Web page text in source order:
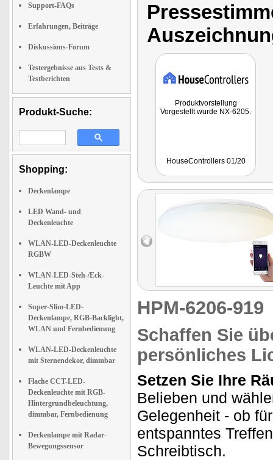
Support-FAQs
Erfahrungen, Beiträge
Diskussions-Forum
Testergebnisse aus Tests &
Testberichten
Produkt-Suche:
Shopping:
Deckenlampe
LED Wand- und
Deckenleuchte
WLAN-LED-Deckenleuchte
RGBW
WLAN-LED-Steh-/Eck-
Leuchte mit App
Super-Slim-LED-
Deckenlampe, RGB-Backlight,
WLAN und Fernbedienung
WLAN-LED-Deckenleuchte
mit Sternendekor, dimmbar
Flache CCT-LED-
Deckenleuchte mit RGB-
Hintergrundbeleuchtung,
dimmbar, Fernbedienung
Deckenlampe mit Radar-
Bewegungssensor
Produktvorstellung
Vorgestellt wurde NX-6205.
HouseControllers 01/20
HPM-6206-
Schaffen Sie
persönliches
Setzen Sie Ihre
Belieben und
Gelegenheit - ob
entspanntes
Schreibtisch.